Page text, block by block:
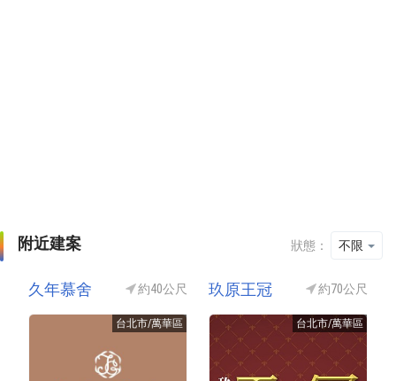
附近建案 狀態： 不限
久年慕舍 約40公尺
台北市/萬華區
玖原王冠 約70公尺
台北市/萬華區